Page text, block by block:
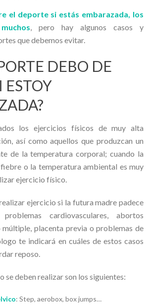
el deporte si estás embarazada, los
, pero hay algunos casos y
que debemos evitar.
DEBO DE
ESTOY
los ejercicios físicos de muy alta
así como aquellos que produzcan un
de la temperatura corporal; cuando la
o la temperatura ambiental es muy
ejercicio físico.
ejercicio si la futura madre padece
cardiovasculares, abortos
múltiple, placenta previa o problemas de
te indicará en cuáles de estos casos
reposo.
se deben realizar son los siguientes:
: Step, aerobox, box jumps…